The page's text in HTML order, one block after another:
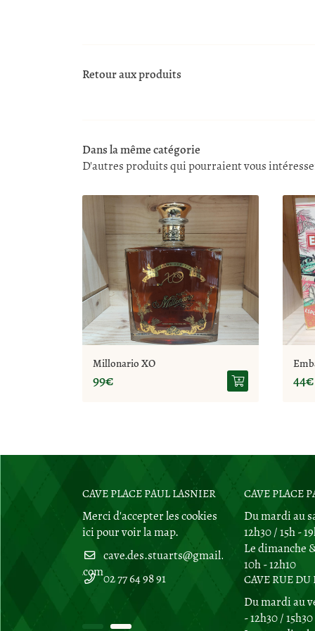
Retour aux produits
Dans la même catégorie
D'autres produits qui pourraient vous
Millonario XO
99€ 44€
CAVE PLACE PAUL LASNIER
Merci d'accepter les cookies
icipour voir la map.
02 77 64 98 91
CAVE RUE DU
18700 Aubigny
Afficher la
02 77 64 98 91
CAVE PLACE
Du mardi au
12h30 / 15h -
Le dimanche
10h - 12h10
CAVE RUE DU
Du mardi au
- 12h30 /